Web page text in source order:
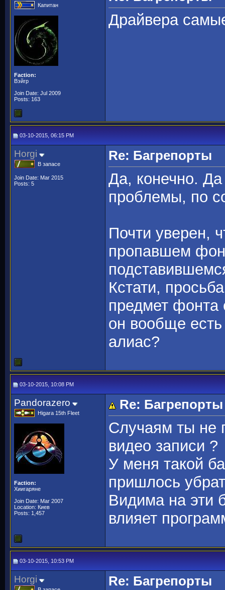
Капитан
Faction:
Вэйгр
Join Date: Jul 2009
Posts: 163
Драйвера
03-10-2015, 06:15 PM
Horgi
В запасе
Join Date: Mar 2015
Posts: 5
Re: Багрепорты
Да, конечно.
проблемы, по
Почти уверен,
пропавшем
Кстати,
предмет фонта
он вообще есть
алиас?
03-10-2015, 10:08 PM
Pandorazero
Higara 15th Fleet
Faction:
Хиигаряне
Join Date: Mar 2007
Location: Киев
Posts: 1,457
Re: Багрепорты
Случаям ты не
видео записи ?
У меня такой
пришлось
Видима на эти
влияет
03-10-2015, 10:53 PM
Horgi Re: Багрепорты